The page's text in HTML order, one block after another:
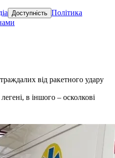
Доступність Політика
від ракетного удару
в іншого – осколкові